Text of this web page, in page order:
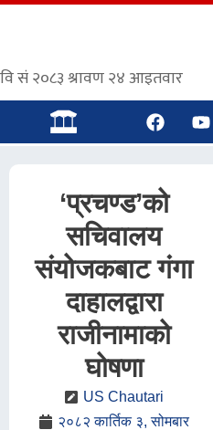
‘प्रचण्ड’को
सचिवालय
संयोजकबाट गंगा
दाहालद्वारा
राजीनामाको
घोषणा
US Chautari
२०८२ कार्तिक ३, सोमबार